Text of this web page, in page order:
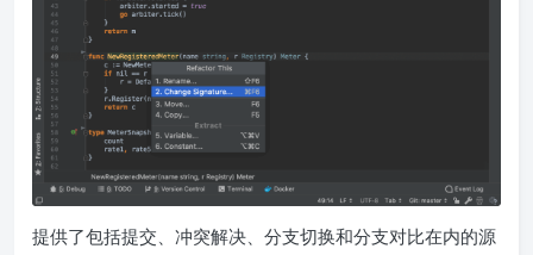
提供了包括提交、冲突解决、分支切换和分支对比在内的源